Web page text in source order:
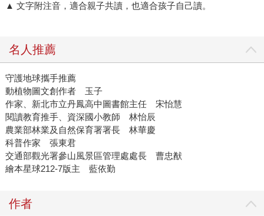
▲ 文字附注音，適合親子共讀，也適合孩子自己讀。
名人推薦
守護地球攜手推薦
動植物圖文創作者 玉子
作家、新北市立丹鳳高中圖書館主任 宋怡慧
閱讀教育推手、資深國小教師 林怡辰
農業部林業及自然保育署署長 林華慶
科普作家 張東君
交通部觀光署參山風景區管理處處長 曹忠猷
繪本星球212-7版主 藍依勤
作者